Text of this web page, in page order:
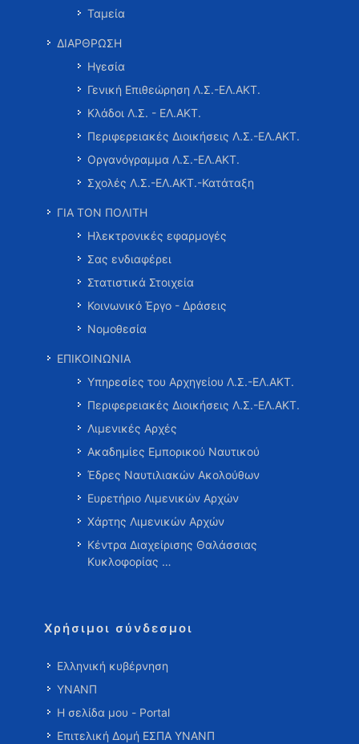
Ταμεία
ΔΙΑΡΘΡΩΣΗ
Ηγεσία
Γενική Επιθεώρηση Λ.Σ.-ΕΛ.ΑΚΤ.
Κλάδοι Λ.Σ. - ΕΛ.ΑΚΤ.
Περιφερειακές Διοικήσεις Λ.Σ.-ΕΛ.ΑΚΤ.
Οργανόγραμμα Λ.Σ.-ΕΛ.ΑΚΤ.
Σχολές Λ.Σ.-ΕΛ.ΑΚΤ.-Κατάταξη
ΓΙΑ ΤΟΝ ΠΟΛΙΤΗ
Ηλεκτρονικές εφαρμογές
Σας ενδιαφέρει
Στατιστικά Στοιχεία
Κοινωνικό Έργο - Δράσεις
Νομοθεσία
ΕΠΙΚΟΙΝΩΝΙΑ
Υπηρεσίες του Αρχηγείου Λ.Σ.-ΕΛ.ΑΚΤ.
Περιφερειακές Διοικήσεις Λ.Σ.-ΕΛ.ΑΚΤ.
Λιμενικές Αρχές
Ακαδημίες Εμπορικού Ναυτικού
Έδρες Ναυτιλιακών Ακολούθων
Ευρετήριο Λιμενικών Αρχών
Χάρτης Λιμενικών Αρχών
Κέντρα Διαχείρισης Θαλάσσιας
Κυκλοφορίας …
Χρήσιμοι σύνδεσμοι
Ελληνική κυβέρνηση
ΥΝΑΝΠ
Η σελίδα μου - Portal
Επιτελική Δομή ΕΣΠΑ ΥΝΑΝΠ